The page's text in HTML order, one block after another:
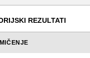
REZULTATI